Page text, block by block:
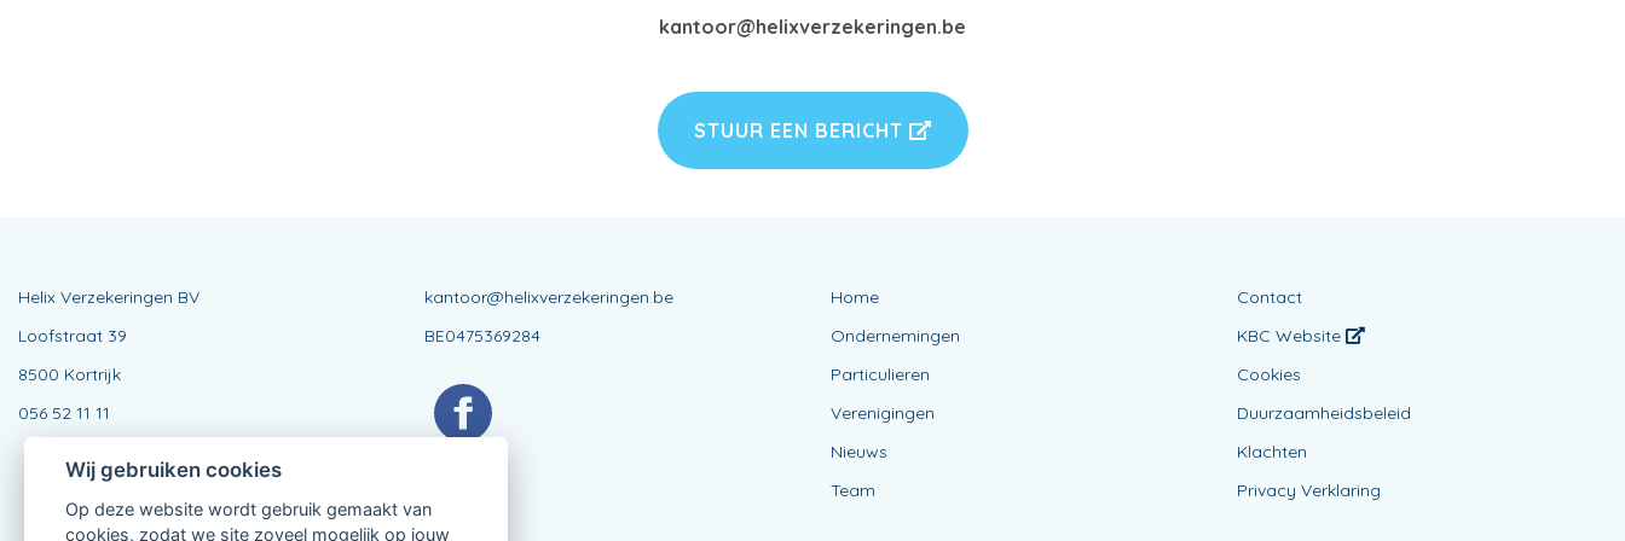
kantoor@helixverzekeringen.be
STUUR EEN BERICHT
Helix Verzekeringen BV
Loofstraat 39
8500 Kortrijk
056 52 11 11
kantoor@helixverzekeringen.be
BE0475369284
Home
Ondernemingen
Particulieren
Verenigingen
Nieuws
Team
Contact
KBC Website
Cookies
Duurzaamheidsbeleid
Klachten
Privacy Verklaring
Wij gebruiken cookies
Op deze website wordt gebruik gemaakt van
cookies, zodat we site zoveel mogelijk op jouw